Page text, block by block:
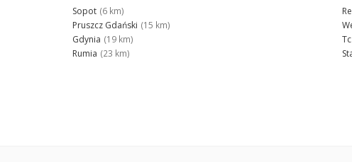
Sopot (6 km)
Pruszcz Gdański (15 km)
Gdynia (19 km)
Rumia (23 km)